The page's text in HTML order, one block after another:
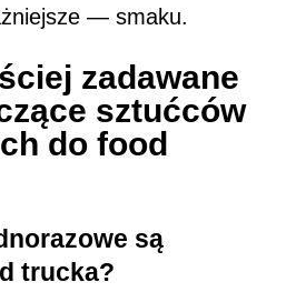
— smaku.
zadawane
sztućców
do food
są
trucka?